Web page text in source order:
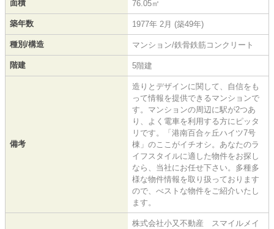
面積 76.05㎡
築年数 1977年 2月 (築49年)
種別/構造 マンション/鉄骨鉄筋コンクリート
階建 5階建
備考
造りとデザインに関して、自信をも
って情報を提供できるマンションで
す。マンションの周辺に駅が2つあ
り、よく電車を利用する方にピッタ
リです。「港南百合ヶ丘ハイツ7号
棟」のここがイチオシ。あなたのラ
イフスタイルに適した物件をお探し
なら、当社にお任せ下さい。多種多
様な物件情報を取り扱っております
ので、べストな物件をご紹介いたし
ます。
株式会社小又不動産 スマイルメイ